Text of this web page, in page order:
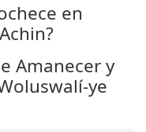
en
Amanecer y
ye